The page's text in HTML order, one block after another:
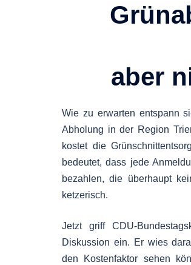
aber
Wie zu erwarten entspann
Abholung in der Region
kostet die
bedeutet, dass jede
bezahlen, die überhaupt
ketzerisch.
Jetzt griff CDU-
Diskussion ein. Er wies
den Kostenfaktor sehen